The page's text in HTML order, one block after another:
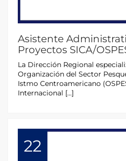
Asistente
Proyectos SICA/
La Dirección Regional
Organización del Sector
Istmo Centroamericano
Internacional […]
22